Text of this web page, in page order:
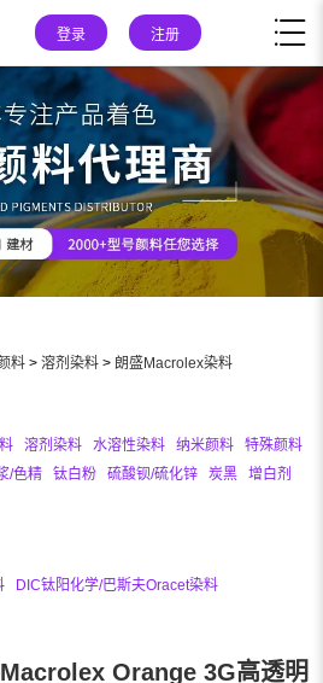
登录 注册
料 > 溶剂染料 > 朗盛Macrolex染料
溶剂染料 水溶性染料 纳米颜料
特殊颜料
/色精 钛白粉 硫酸钡/硫化锌 炭黑
增白剂
DIC钛阳化学/巴斯夫Oracet染料
Orange 3G高透明